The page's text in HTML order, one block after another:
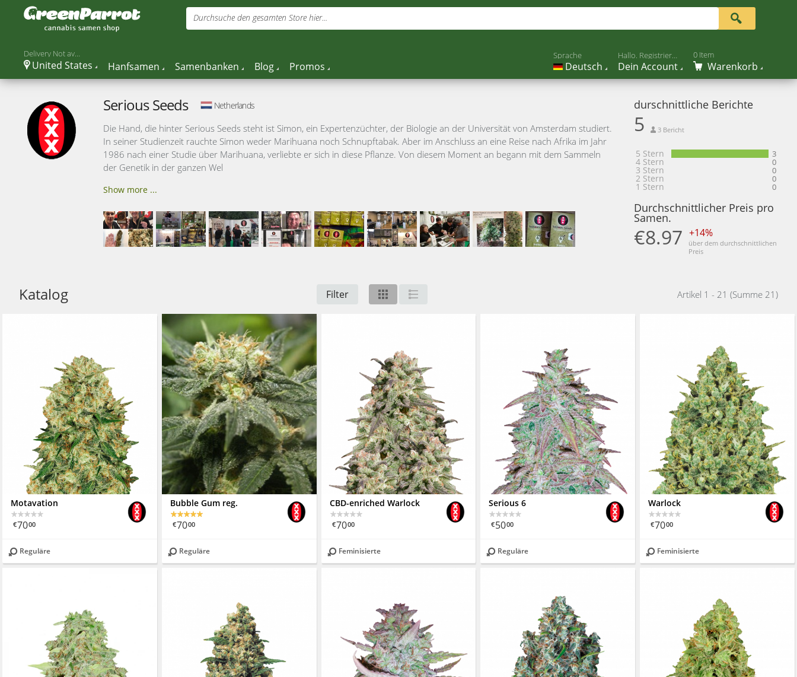
Durchsuche den gesamten Store hier...
Delivery Not available
United States Hanfsamen Samenbanken Blog Promos
Sprache
Deutsch
Hallo. Registrier Dich
Dein Account
0 Item
Warenkorb
Serious Seeds Netherlands
Die Hand, die hinter Serious Seeds steht ist Simon, ein Expertenzüchter, der Biologie an der Universität von Amsterdam studiert.
In seiner Studienzeit rauchte Simon weder Marihuana noch Schnupftabak. Aber im Anschluss an eine Reise nach Afrika im Jahr
1986 nach einer Studie über Marihuana, verliebte er sich in diese Pflanze. Von diesem Moment an begann mit dem Sammeln
der Genetik in der ganzen Wel
Show more ...
durschnittliche Berichte
5 3 Bericht
5 Stern 3
4 Stern 0
3 Stern 0
2 Stern 0
1 Stern 0
Durchschnittlicher Preis pro
Samen.
€8.97 +14%
über dem durchschnittlichen
Preis
Katalog Filter Artikel 1 - 21 (Summe 21)
Motavation
€7000
Reguläre
Bubble Gum reg.
€7000
Reguläre
CBD-enriched Warlock
€7000
Feminisierte
Serious 6
€5000
Reguläre
Warlock
€7000
Feminisierte